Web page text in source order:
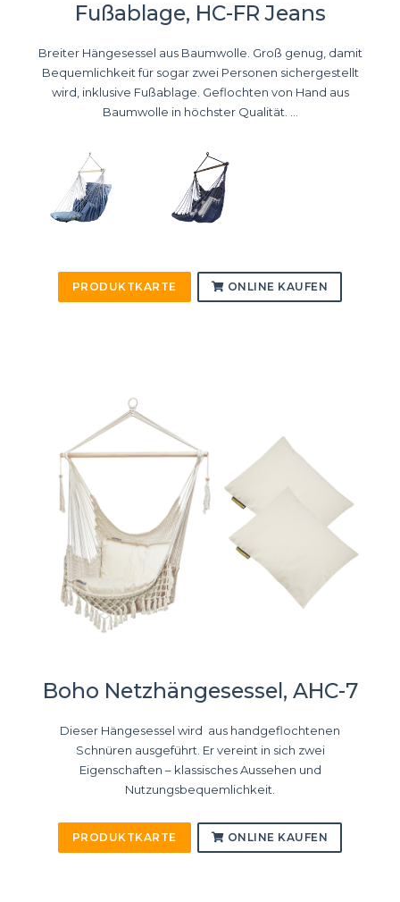
Fußablage, HC-FR Jeans
Breiter Hängesessel aus Baumwolle. Groß genug, damit
Bequemlichkeit für sogar zwei Personen sichergestellt
wird, inklusive Fußablage. Geflochten von Hand aus
Baumwolle in höchster Qualität. ...
PRODUKTKARTE ONLINE KAUFEN
Boho Netzhängesessel, AHC-7
Dieser Hängesessel wird aus handgeflochtenen
Schnüren ausgeführt. Er vereint in sich zwei
Eigenschaften – klassisches Aussehen und
Nutzungsbequemlichkeit.
PRODUKTKARTE ONLINE KAUFEN